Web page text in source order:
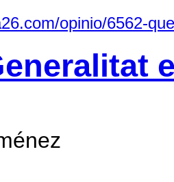
opinio/6562-